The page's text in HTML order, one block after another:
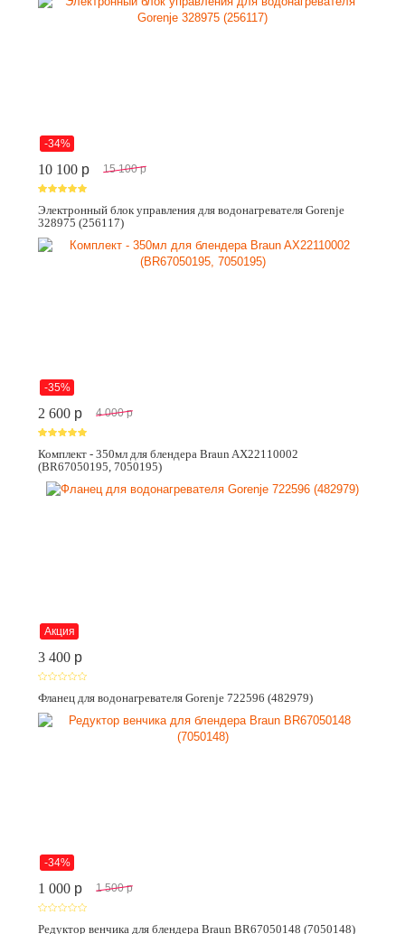
-34%
10 100 p 15 100 p
Электронный блок управления для водонагревателя Gorenje
328975 (256117)
-35%
2 600 p 4 000 p
Комплект - 350мл для блендера Braun AX22110002
(BR67050195, 7050195)
Акция
3 400 p
Фланец для водонагревателя Gorenje 722596 (482979)
-34%
1 000 p 1 500 p
Редуктор венчика для блендера Braun BR67050148 (7050148)